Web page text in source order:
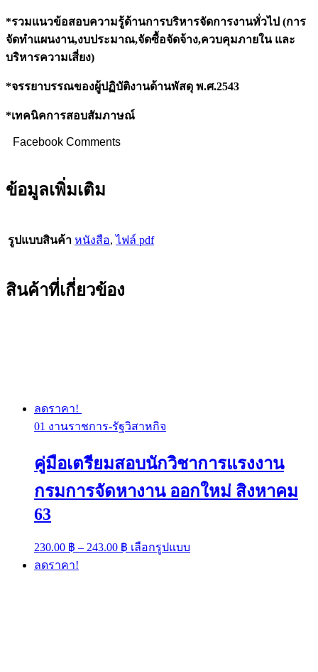
*รวมแนวข้อสอบความรู้ด้านการบริหารจัดการงานทั่วไป (การ
จัดทำแผนงาน,งบประมาณ,จัดซื้อจัดจ้าง,ควบคุมภายใน และ
บริหารความเสี่ยง)
*จรรยาบรรณของผู้ปฏิบัติงานด้านพัสดุ พ.ศ.2543
*เทคนิคการสอบสัมภาษณ์
Facebook Comments
ข้อมูลเพิ่มเติม
รูปแบบสินค้า หนังสือ,ไฟล์ pdf
สินค้าที่เกี่ยวข้อง
ลดราคา!
01 งานราชการ-รัฐวิสาหกิจ
คู่มือเตรียมสอบนักวิชาการแรงงาน
กรมการจัดหางาน ออกใหม่ สิงหาคม
63
230.00 ฿ – 243.00 ฿ Price
range:
เลือกรูปแบบ
product
ลดราคา!